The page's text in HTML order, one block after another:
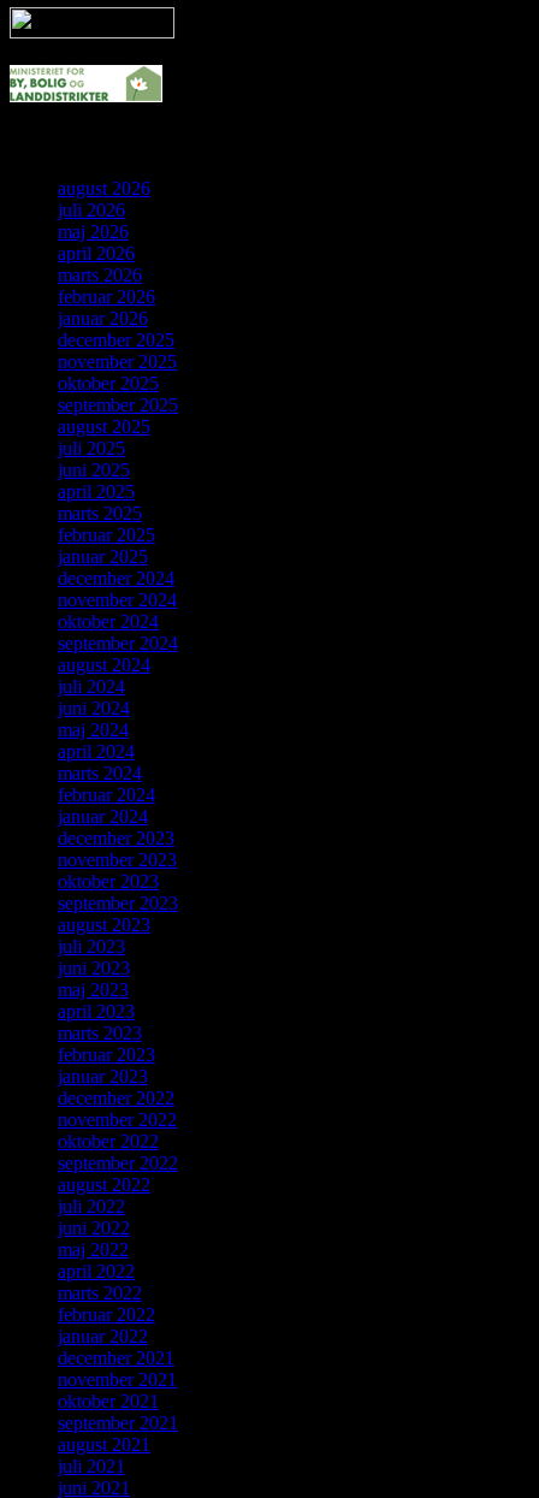
august 2026
juli 2026
maj 2026
april 2026
marts 2026
februar 2026
januar 2026
december 2025
november 2025
oktober 2025
september 2025
august 2025
juli 2025
juni 2025
april 2025
marts 2025
februar 2025
januar 2025
december 2024
november 2024
oktober 2024
september 2024
august 2024
juli 2024
juni 2024
maj 2024
april 2024
marts 2024
februar 2024
januar 2024
december 2023
november 2023
oktober 2023
september 2023
august 2023
juli 2023
juni 2023
maj 2023
april 2023
marts 2023
februar 2023
januar 2023
december 2022
november 2022
oktober 2022
september 2022
august 2022
juli 2022
juni 2022
maj 2022
april 2022
marts 2022
februar 2022
januar 2022
december 2021
november 2021
oktober 2021
september 2021
august 2021
juli 2021
juni 2021